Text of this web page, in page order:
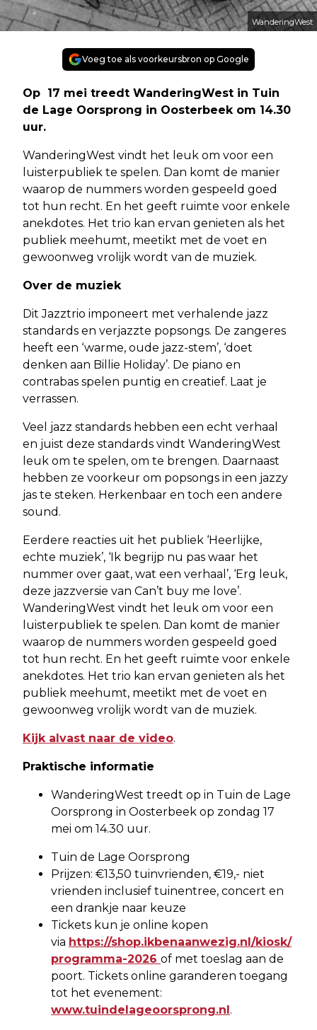
WanderingWest
Voeg toe als voorkeursbron op Google
Op 17 mei treedt WanderingWest in Tuin
de Lage Oorsprong in Oosterbeek om 14.30
uur.
WanderingWest vindt het leuk om voor een
luisterpubliek te spelen. Dan komt de manier
waarop de nummers worden gespeeld goed
tot hun recht. En het geeft ruimte voor enkele
anekdotes. Het trio kan ervan genieten als het
publiek meehumt, meetikt met de voet en
gewoonweg vrolijk wordt van de muziek.
Over de muziek
Dit Jazztrio imponeert met verhalende jazz
standards en verjazzte popsongs. De zangeres
heeft een ‘warme, oude jazz-stem’, ‘doet
denken aan Billie Holiday’. De piano en
contrabas spelen puntig en creatief. Laat je
verrassen.
Veel jazz standards hebben een echt verhaal
en juist deze standards vindt WanderingWest
leuk om te spelen, om te brengen. Daarnaast
hebben ze voorkeur om popsongs in een jazzy
jas te steken. Herkenbaar en toch een andere
sound.
Eerdere reacties uit het publiek ‘Heerlijke,
echte muziek’, ‘Ik begrijp nu pas waar het
nummer over gaat, wat een verhaal’, ‘Erg leuk,
deze jazzversie van Can’t buy me love’.
WanderingWest vindt het leuk om voor een
luisterpubliek te spelen. Dan komt de manier
waarop de nummers worden gespeeld goed
tot hun recht. En het geeft ruimte voor enkele
anekdotes. Het trio kan ervan genieten als het
publiek meehumt, meetikt met de voet en
gewoonweg vrolijk wordt van de muziek.
Kijk alvast naar de video.
Praktische informatie
WanderingWest treedt op in Tuin de Lage
Oorsprong in Oosterbeek op zondag 17
mei om 14.30 uur.
Tuin de Lage Oorsprong
Prijzen: €13,50 tuinvrienden, €19,- niet
vrienden inclusief tuinentree, concert en
een drankje naar keuze
Tickets kun je online kopen
via https://shop.ikbenaanwezig.nl/kiosk/
programma-2026 of met toeslag aan de
poort. Tickets online garanderen toegang
tot het evenement:
www.tuindelageoorsprong.nl.